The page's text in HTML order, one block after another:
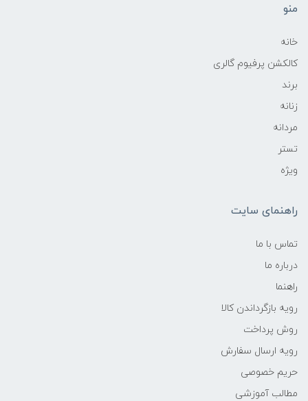
منو
خانه
کالکشن پرفیوم گالری
برند
زنانه
مردانه
تستر
ویژه
راهنمای سایت
تماس با ما
درباره ما
راهنما
رویه‌ بازگرداندن کالا
روش پرداخت
رویه ارسال سفارش
حریم خصوصی
مطالب آموزشی